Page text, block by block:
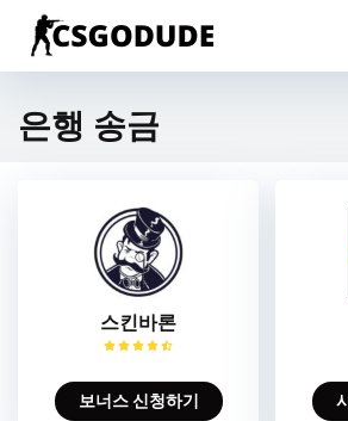
은행 송금
스킨바론
보너스 신청하기